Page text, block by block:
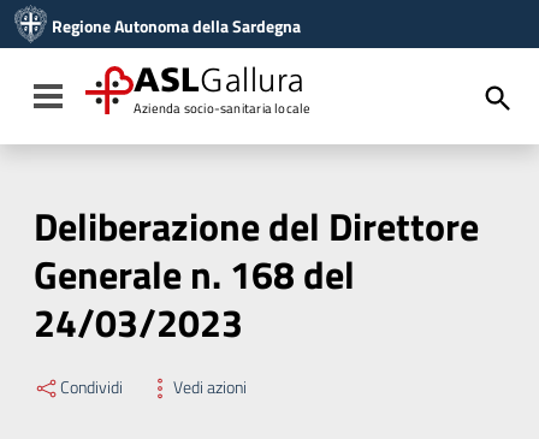
Vai al menu di navigazione
Vai al footer
Regione Autonoma della Sardegna
Toggle navigation
ASLGallura
Azienda socio-sanitaria locale
Deliberazione del Direttore
Generale n. 168 del
24/03/2023
Condividi Vedi azioni